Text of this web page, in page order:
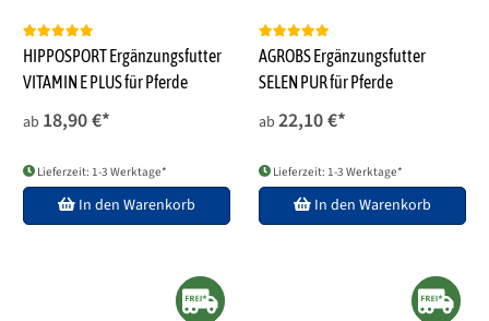
HIPPOSPORT Ergänzungsfutter
VITAMIN E PLUS für Pferde
ab 18,90 €*
Lieferzeit: 1-3 Werktage*
In den Warenkorb
AGROBS Ergänzungsfutter
SELEN PUR für Pferde
ab 22,10 €*
Lieferzeit: 1-3 Werktage*
In den Warenkorb